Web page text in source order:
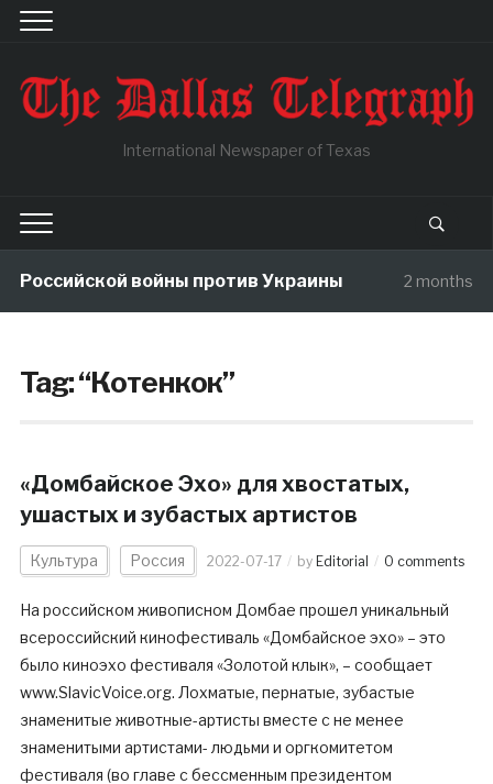
International Newspaper of Texas
Российской войны против Украины 2 months
Tag:“Котенкок”
«Домбайское Эхо» для хвостатых,
ушастых и зубастых артистов
Культура Россия 2022-07-17 by Editorial 0 comments
На российском живописном Домбае прошел уникальный
всероссийский кинофестиваль «Домбайское эхо» – это
было киноэхо фестиваля «Золотой клык», – сообщает
www.SlavicVoice.org. Лохматые, пернатые, зубастые
знаменитые животные-артисты вместе с не менее
знаменитыми артистами- людьми и оргкомитетом
фестиваля (во главе с бессменным президентом